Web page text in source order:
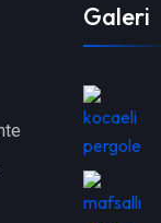
Galeri